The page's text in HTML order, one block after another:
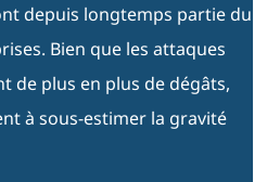
depuis longtemps partie du
Bien que les attaques
de plus en plus de dégâts,
à sous-estimer la gravité